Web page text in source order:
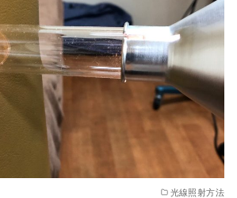
光線照射方法